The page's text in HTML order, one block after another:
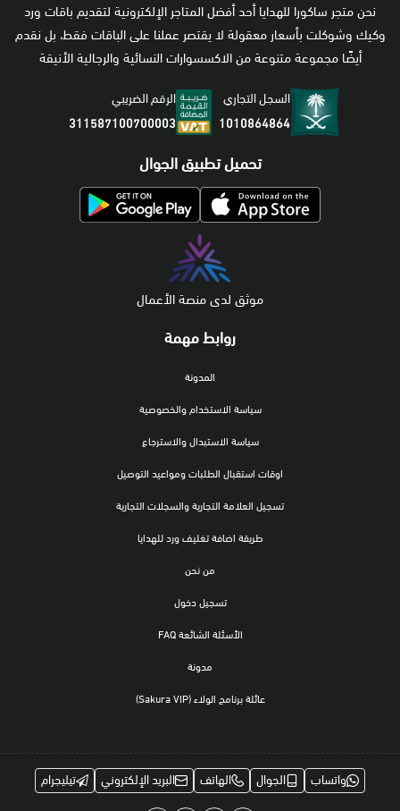
روابط مهمة
المدونة
سياسة الاستخدام والخصوصية
سياسة الاستبدال والاسترجاع
اوقات استقبال الطلبات ومواعيد التوصيل
تسجيل العلامة التجارية والسجلات التجارية
طريقة اضافة تغليف ورد للهدايا
من نحن
تسجيل دخول
الأسئلة الشائعة FAQ
مدونة
عائلة برنامج الولاء (Sakura VIP)
نحن متجر ساكورا للهدايا أحد أفضل المتاجر الإلكترونية لتقديم باقات ورد
وكيك وشوكلت بأسعار معقولة لا يقتصر عملنا على الباقات فقط، بل نقدم
أيضًا مجموعة متنوعة من الاكسسوارات النسائية والرجالية الأنيقة
السجل التجاري
1010864864
الرقم الضريبي
311587100700003
تحميل تطبيق الجوال
موثق لدى منصة الأعمال
واتساب الجوال الهاتف البريد الإلكتروني تيليجرام